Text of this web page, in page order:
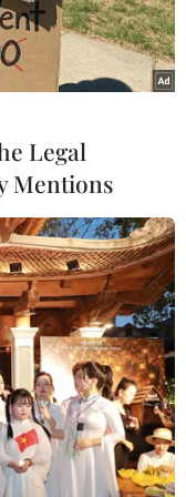
và AlphaTauri do
News)
Công thức 1
đua sẽ
đội đua bị nước
bệnh COVID-
Legal
Mentions